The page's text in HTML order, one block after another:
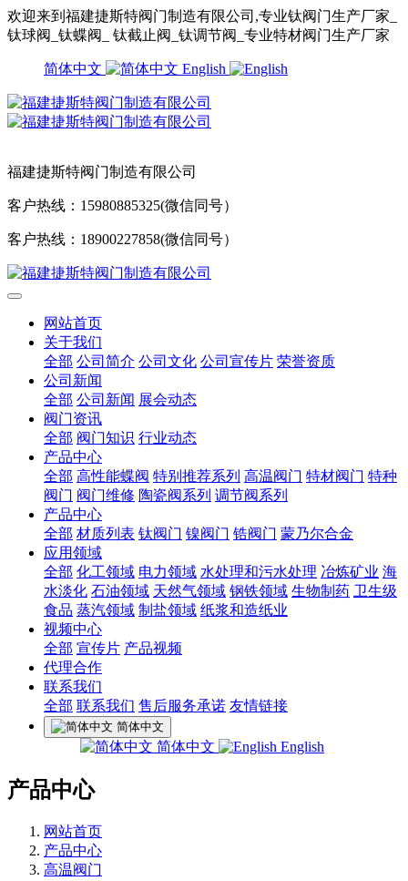
欢迎来到福建捷斯特阀门制造有限公司,专业钛阀门生产厂家_
钛球阀_钛蝶阀_ 钛截止阀_钛调节阀_专业特材阀门生产厂家
简体中文 English
福建捷斯特阀门制造有限公司
客户热线：15980885325(微信同号）
客户热线：18900227858(微信同号）
网站首页
关于我们
全部 公司简介 公司文化 公司宣传片 荣誉资质
公司新闻
全部 公司新闻 展会动态
阀门资讯
全部 阀门知识 行业动态
产品中心
全部 高性能蝶阀 特别推荐系列 高温阀门 特材阀门 特种
阀门 阀门维修 陶瓷阀系列 调节阀系列
产品中心
全部 材质列表 钛阀门 镍阀门 锆阀门 蒙乃尔合金
应用领域
全部 化工领域 电力领域 水处理和污水处理 冶炼矿业 海
水淡化 石油领域 天然气领域 钢铁领域 生物制药 卫生级
食品 蒸汽领域 制盐领域 纸浆和造纸业
视频中心
全部 宣传片 产品视频
代理合作
联系我们
全部 联系我们 售后服务承诺 友情链接
简体中文
简体中文 English
产品中心
网站首页
产品中心
高温阀门